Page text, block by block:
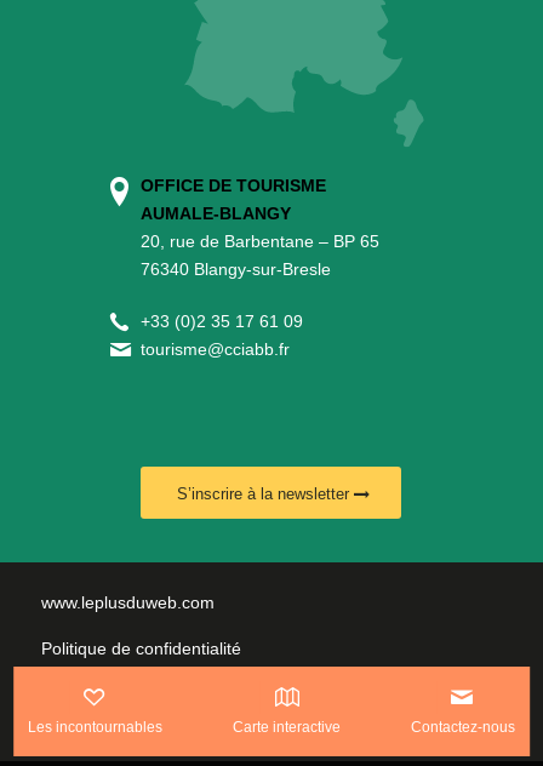
Les incontournables Carte interactive Contactez-nous
OFFICE DE TOURISME
AUMALE-BLANGY
20, rue de Barbentane – BP 65
76340 Blangy-sur-Bresle
+33 (0)2 35 17 61 09
tourisme@cciabb.fr
S’inscrire à la newsletter
www.leplusduweb.com
Politique de confidentialité
Plan du site